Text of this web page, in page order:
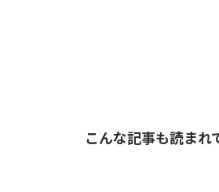
こんな記事も読まれ